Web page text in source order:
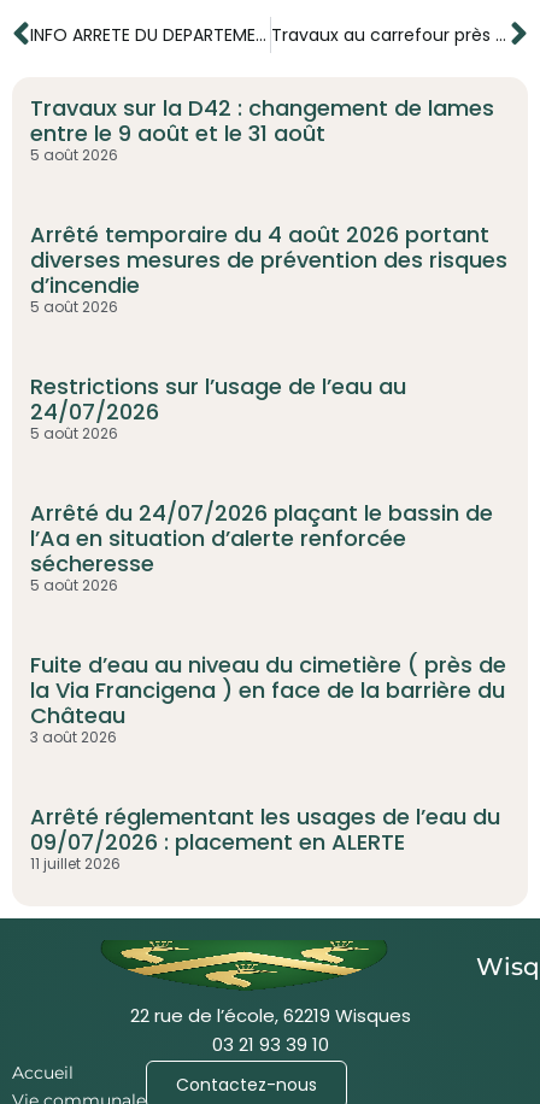
INFO ARRETE DU DEPARTEMENT POUR TAVAUX Travaux au carrefour près de l’abbaye Saint Paul
Travaux sur la D42 : changement de lames
entre le 9 août et le 31 août
5 août 2026
Arrêté temporaire du 4 août 2026 portant
diverses mesures de prévention des risques
d’incendie
5 août 2026
Restrictions sur l’usage de l’eau au
24/07/2026
5 août 2026
Arrêté du 24/07/2026 plaçant le bassin de
l’Aa en situation d’alerte renforcée
sécheresse
5 août 2026
Fuite d’eau au niveau du cimetière ( près de
la Via Francigena ) en face de la barrière du
Château
3 août 2026
Arrêté réglementant les usages de l’eau du
09/07/2026 : placement en ALERTE
11 juillet 2026
22 rue de l’école, 62219 Wisques
03 21 93 39 10
Accueil
Contactez-nous